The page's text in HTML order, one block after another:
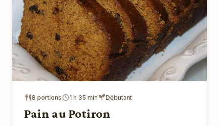
8 portions 1 h 35 min Débutant
Pain au Potiron